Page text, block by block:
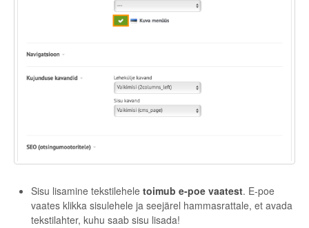
Sisu lisamine tekstilehele toimub e-poe vaatest. E-poe
vaates klikka sisulehele ja seejärel hammasrattale, et avada
tekstilahter, kuhu saab sisu lisada!